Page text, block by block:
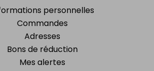
personnelles
Commandes
Adresses
Bons de réduction
Mes alertes